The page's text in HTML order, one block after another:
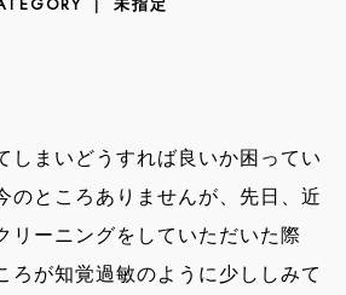
しまいどうすれば良いか困ってい
のところありませんが、先日、近
リーニングをしていただいた際
ろが知覚過敏のように少ししみて